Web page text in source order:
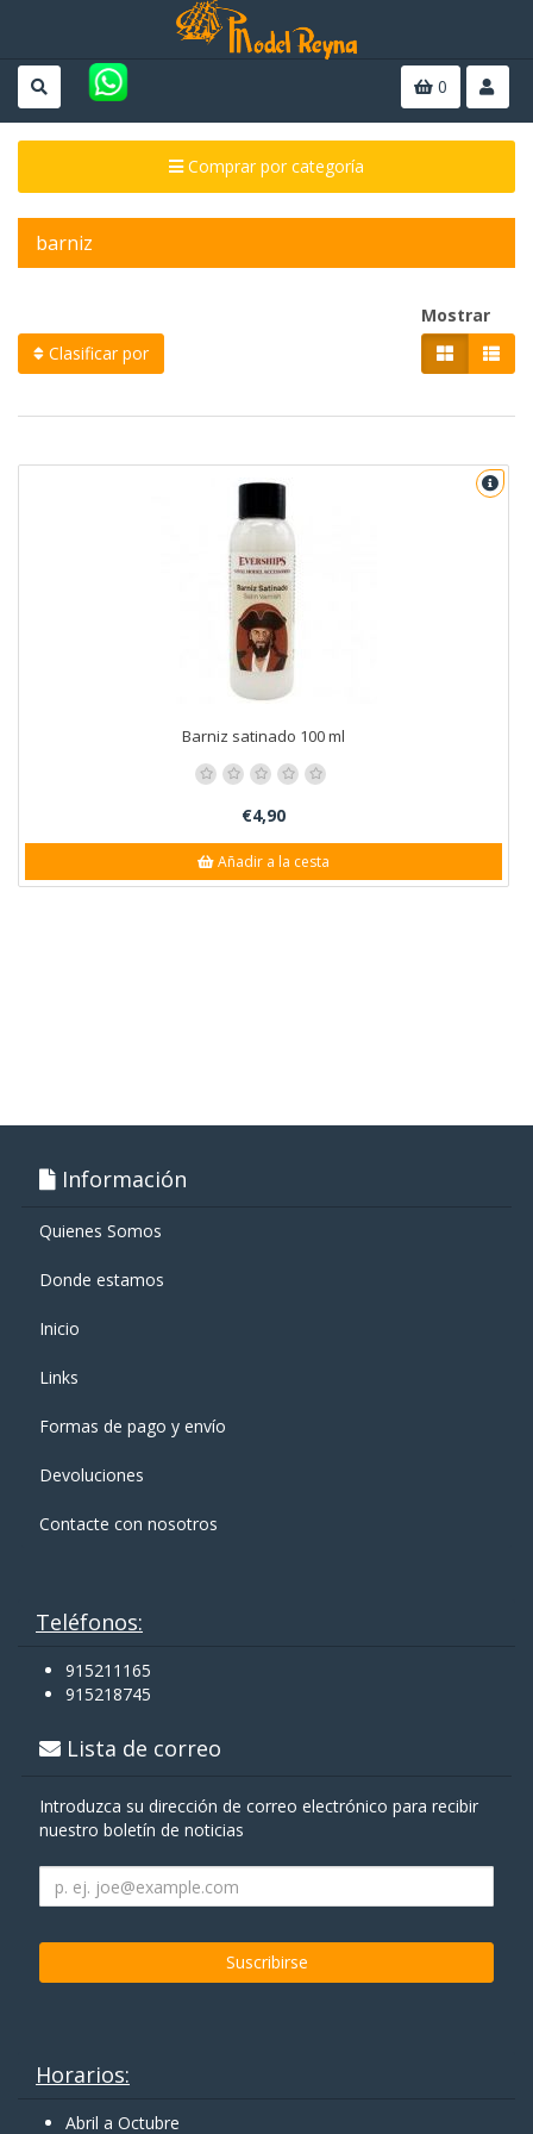
0
Comprar por categoría
barniz
Clasificar por
Mostrar
Barniz satinado 100 ml
€4,90
Añadir a la cesta
Información
Quienes Somos
Donde estamos
Inicio
Links
Formas de pago y enví­o
Devoluciones
Contacte con nosotros
Teléfonos:
915211165
915218745
Lista de correo
Introduzca su dirección de correo electrónico para recibir
nuestro boletín de noticias
Horarios:
Abril a Octubre